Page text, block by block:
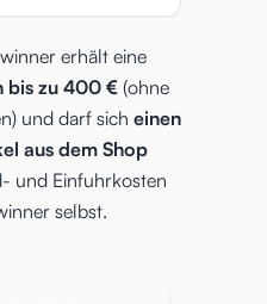
erhält eine
bis zu 400 €(ohne
und darf sich einen
aus dem Shop
und Einfuhrkosten
selbst.